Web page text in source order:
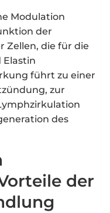
Modulation
der
Zellen, die für die
Elastin
führt zu einer
zur
des
der